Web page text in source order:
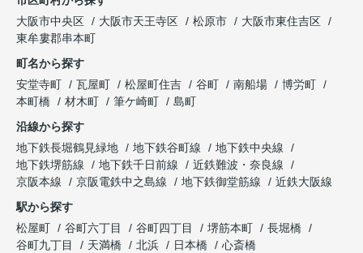
大阪市中央区
大阪市天王寺区 松原市
大阪市東住吉区
東牟婁郡串本町
町名から探す
安堂寺町
瓦屋町 松屋町住吉 谷町 南船場
博労町
本町橋
材木町 筆ケ崎町
島町
沿線から探す
地下鉄長堀鶴見緑地
地下鉄谷町線
地下鉄中央線
地下鉄堺筋線
地下鉄千日前線
近鉄難波・奈良線
京阪本線
京阪電鉄中之島線 地下鉄御堂筋線
近鉄大阪線
駅から探す
松屋町
谷町六丁目 谷町四丁目 堺筋本町
長堀橋
谷町九丁目
天満橋 北浜 日本橋 心斎橋